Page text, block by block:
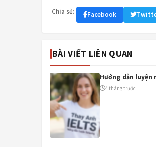
Chia sẻ: Facebook
BÀI VIẾT LIÊN QUAN
Hướng dẫn luyện
4 tháng trước